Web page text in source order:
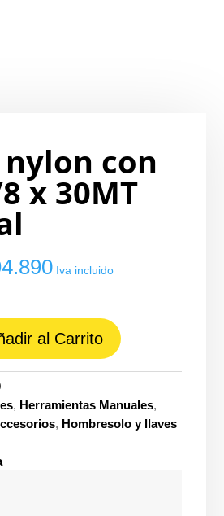
nylon con
x 30MT
Iva incluido
al Carrito
, Herramientas Manuales,
, Hombresolo y llaves